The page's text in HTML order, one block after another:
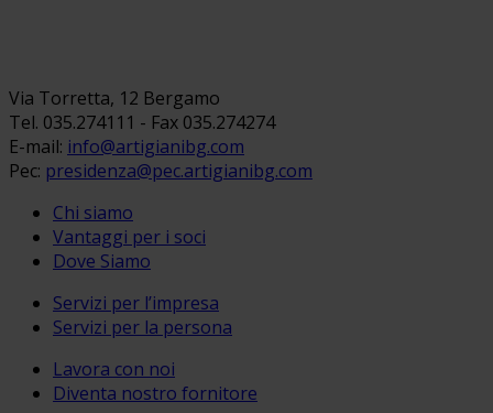
Via Torretta, 12 Bergamo
Tel. 035.274111 - Fax 035.274274
E-mail: info@artigianibg.com
Pec: presidenza@pec.artigianibg.com
Chi siamo
Vantaggi per i soci
Dove Siamo
Servizi per l’impresa
Servizi per la persona
Lavora con noi
Diventa nostro fornitore